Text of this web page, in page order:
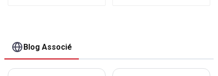
Blog Associé